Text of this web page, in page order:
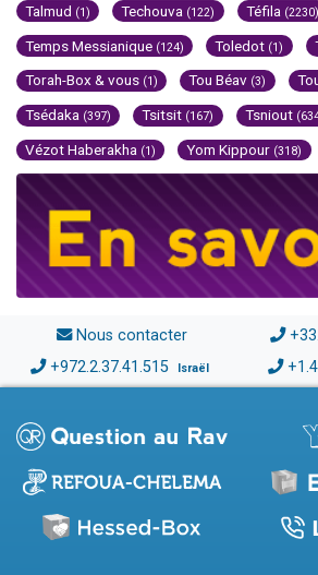
Talmud (1) Techouva (122) Téfila (2230)
Temps Messianique (124) Toledot (1)
Torah-Box & vous (1) Tou Béav (3)
Tsédaka (397) Tsitsit (167) Tsniout
Vézot Haberakha (1) Yom Kippour (318)
Nous contacter
+972.2.37.41.515 Israël